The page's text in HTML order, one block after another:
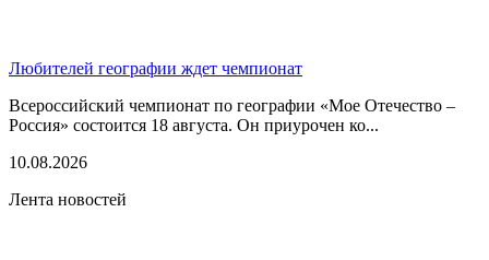
Любителей географии ждет чемпионат
Всероссийский чемпионат по географии «Мое Отечество –
Россия» состоится 18 августа. Он приурочен ко...
10.08.2026
Лента новостей